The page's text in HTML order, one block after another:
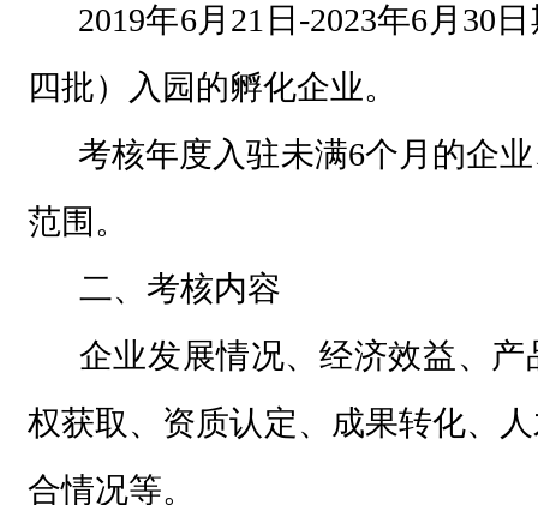
2019年6月21日-2023年6月30
四批）入园的孵化企业。
考核年度入驻未满6个月的企
范围。
二、考核内容
企业发展情况、经济效益、
权获取、资质认定、成果转化、
合情况等。